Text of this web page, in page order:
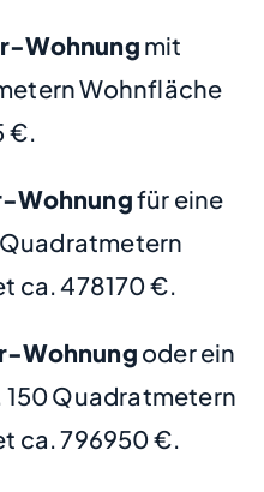
Wohnung mit
Wohnfläche
€.
Wohnungfür eine
ca. 478170 €.
Wohnung oder ein
Quadratmetern
ca. 796950 €.